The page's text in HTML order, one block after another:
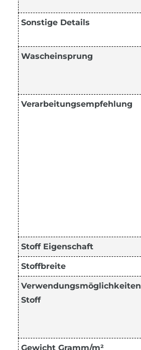
Sonstige Details
Wascheinsprung
Verarbeitungsempfehlung
Stoff Eigenschaft
Stoffbreite
Verwendungsmöglichkeiten
Stoff
Gewicht Gramm/m²